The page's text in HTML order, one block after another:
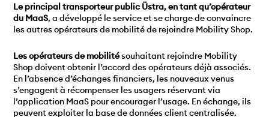
Le principal transporteur public Üstra, en tant qu’opérateur
du MaaS, a développé le service et se charge de convaincre
les autres opérateurs de mobilité de rejoindre Mobility Shop.
Les opérateurs de mobilitésouhaitant rejoindre Mobility
Shop doivent obtenir l’accord des opérateurs déjà associés.
En l’absence d’échanges financiers, les nouveaux venus
s’engagent à récompenser les usagers réservant via
l’application MaaS pour encourager l’usage. En échange, ils
peuvent exploiter la base de données client centralisée.